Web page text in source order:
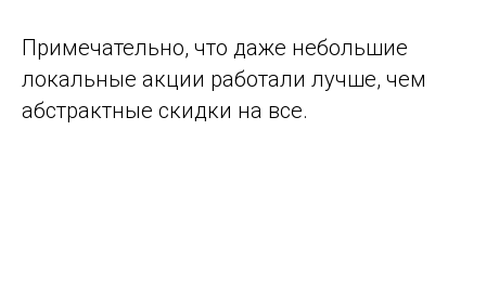
Примечательно, что даже небольшие
локальные акции работали лучше, чем
абстрактные скидки на все.